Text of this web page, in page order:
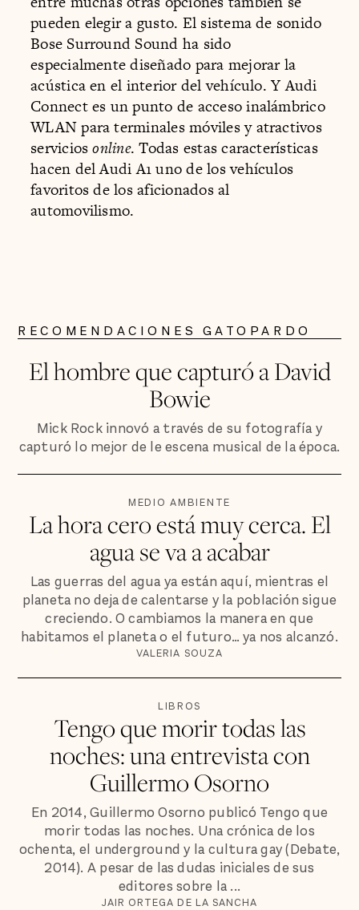
pueden elegir a gusto. El sistema de sonido
Bose Surround Sound ha sido
especialmente diseñado para mejorar la
acústica en el interior del vehículo. Y Audi
Connect es un punto de acceso inalámbrico
WLAN para terminales móviles y atractivos
serviciosonline. Todas estas características
hacen del Audi A1 uno de los vehículos
favoritos de los aficionados al
automovilismo.
RECOMENDACIONES GATOPARDO
El hombre que capturó a David
Bowie
Mick Rock innovó a través de su fotografía y
capturó lo mejor de le escena musical de la época.
MEDIO AMBIENTE
La hora cero está muy cerca. El
agua se va a acabar
Las guerras del agua ya están aquí, mientras el
planeta no deja de calentarse y la población sigue
creciendo. O cambiamos la manera en que
habitamos el planeta o el futuro… ya nos alcanzó.
VALERIA SOUZA
LIBROS
Tengo que morir todas las
noches: una entrevista con
Guillermo Osorno
En 2014, Guillermo Osorno publicó Tengo que
morir todas las noches. Una crónica de los
ochenta, el underground y la cultura gay (Debate,
2014). A pesar de las dudas iniciales de sus
editores sobre la ...
JAIR ORTEGA DE LA SANCHA